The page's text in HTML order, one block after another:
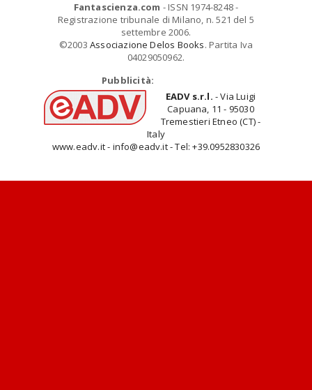
Fantascienza.com - ISSN 1974-8248 -
Registrazione tribunale di Milano, n. 521 del 5
settembre 2006.
©2003 Associazione Delos Books. Partita Iva
04029050962.
Pubblicità:
EADV s.r.l. - Via Luigi
Capuana, 11 - 95030
Tremestieri Etneo (CT) -
Italy
www.eadv.it - info@eadv.it - Tel: +39.0952830326